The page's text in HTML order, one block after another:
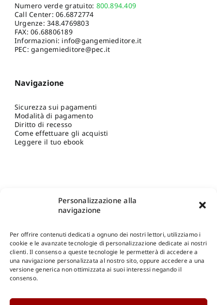
Personalizzazione alla
navigazione
Per offrire contenuti dedicati a ognuno dei nostri lettori, utilizziamo i
cookie e le avanzate tecnologie di personalizzazione dedicate ai nostri
clienti. Il consenso a queste tecnologie le permetterà di accedere a
una navigazione personalizzata al nostro sito, oppure accedere a una
versione generica non ottimizzata ai suoi interessi negando il
consenso.
Numero verde gratuito: 800.894.409
Call Center:06.6872774
Urgenze:348.4769803
FAX: 06.68806189
Informazioni: info@gangemieditore.it
PEC: gangemieditore@pec.it
Navigazione
Sicurezza sui pagamenti
Modalità di pagamento
Diritto di recesso
Come effettuare gli acquisti
Leggere il tuo ebook
Shop Gangemi Editore-Pagamenti Sicuri e anche Rateali